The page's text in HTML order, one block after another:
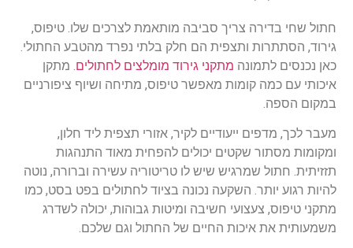
חתול שחי בדירה צריך סביבה מותאמת לצרכים שלו. טיפוס,
גירוד, הסתתרות ותצפית הם חלק בלתי נפרד מהטבע החתולי.
כאן נכנסים לתמונה מתקני גירוד מומלצים לחתולים. מתקן
איכותי עם כמה קומות מאפשר טיפוס, מתיחה ושיוף ציפורניים
במקום הספה.
מעבר לכך, מדפים ייעודיים לקיר, אזורי תצפית ליד חלון,
ומקומות מסתור שקטים יכולים להפחית מאוד התנהגות
תזזיתית. חתול שמרגיש שיש לו טריטוריה עשירה וברורה, נוטה
להיות רגוע יותר. השקעה נכונה בציוד לחתולים בפט בסט, כמו
מתקני טיפוס, צעצועי חשיבה ומיטות גבוהות, יכולה לשדרג
משמעותית את איכות החיים של החתול וגם שלכם.